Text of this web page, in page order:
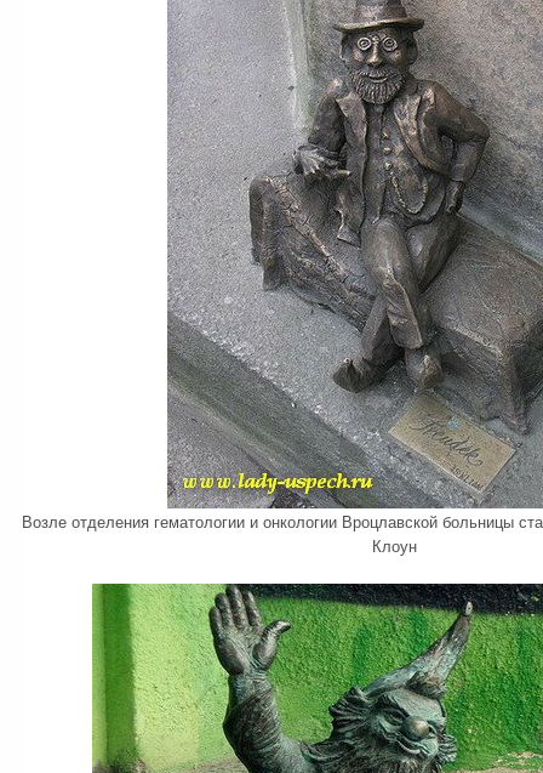
Возле отделения гематологии и онкологии Вроцлавской больницы
Клоун